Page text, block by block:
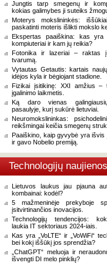
Jungtis tarp smegenų ir
kokias galimybes ji suteiks
Moterys mokslininkės:
paskatinti moteris išlikti mokslo
Ekspertas paaiškina: kas yra
kompiuteriai ir kam jų reikia?
Fotonika ir lazeriai – raktas į
tvarumą.
Vytautas Getautis: kartais
idėjos kyla ir bėgiojant stadione.
Fizikai įsitikinę: XXI amžius –
įgalinimo laikmetis.
Ką daro vienas
pasaulyje, kurį sukūrė lietuviai.
Neuromokslininkas:
reikšmingai keičia smegenų
Paaiškino, kaip gyvybė yra išvis
ir gavo Nobelio premiją.
Technologijų naujienos
Lietuvos laukus jau pjauna
kombainai: kodėl?
5 mažmeninėje prekyboje
įsitvirtinančios inovacijos.
Technologijų tendencijos:
laukia IT sektoriaus 2024-iais.
Kas yra „VoLTE“ ir „VoWiFi“
bei kokį iššūkį jos sprendžia?
„ChatGPT“ meluoja ir
išvengti DI melo pinklių?